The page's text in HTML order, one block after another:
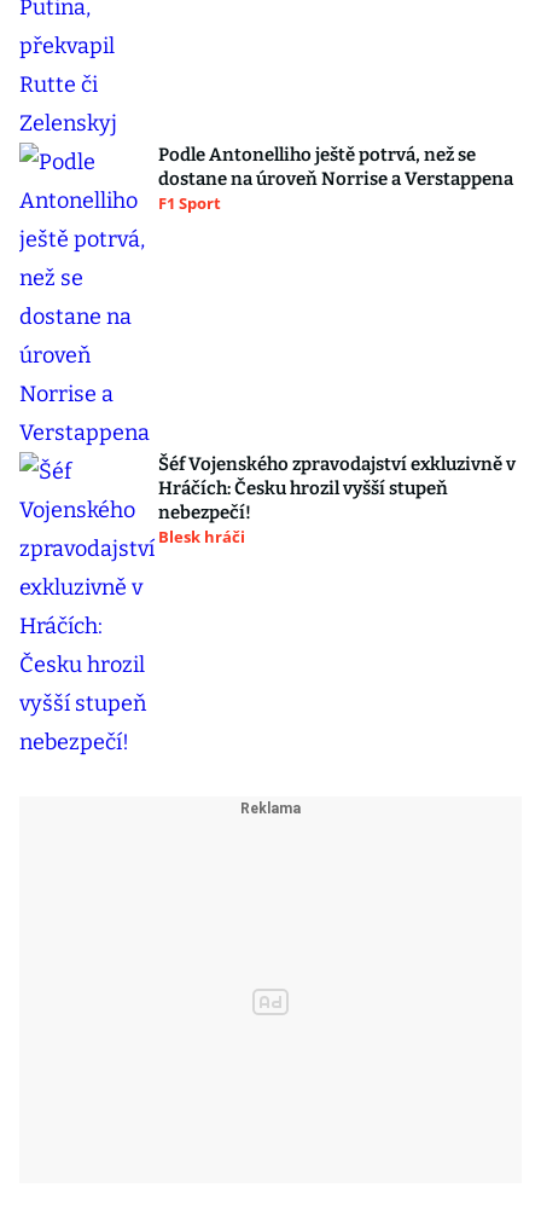
Podle Antonelliho ještě potrvá, než se
dostane na úroveň Norrise a Verstappena
F1 Sport
Šéf Vojenského zpravodajství exkluzivně v
Hráčích: Česku hrozil vyšší stupeň
nebezpečí!
Blesk hráči